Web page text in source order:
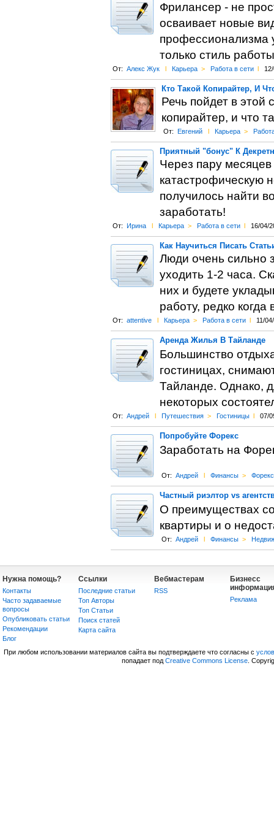
Фрилансер - не
осваивает новые
профессионализма
только стиль
От: Алекс Жук l Карьера > Работа в сети l
Кто Такой Копирайтер, И
Речь пойдет в этой
копирайтер, и что
От: Евгений l Карьера >
Приятный "бонус" К
Через пару
катастрофическую
получилось найти
заработать!
От: Ирина l Карьера > Работа в сети l 16/04/
Как Научиться Писать
Люди очень сильно
уходить 1-2 часа.
них и будете
работу, редко
От: attentive l Карьера > Работа в сети l 11/
Аренда Жилья В Тайланде
Большинство
гостиницах,
Тайланде. Однако,
некоторых
От: Андрей l Путешествия > Гостиницы l 07/
Попробуйте Форекс
Заработать на
От: Андрей l Финансы > Форекс
Частный риэлтор vs
О преимуществах
квартиры и о
От: Андрей l Финансы >
Нужна помощь?
Контакты
Часто задаваемые
вопросы
Опубликовать статьи
Рекомендации
Блог
Ссылки
Последние статьи
Топ Авторы
Топ Статьи
Поиск статей
Карта сайта
Вебмастерам
RSS
Бизнесс
Реклама
При любом использовании материалов сайта вы подтверждаете что согласны с
попадает под Creative Commons License.